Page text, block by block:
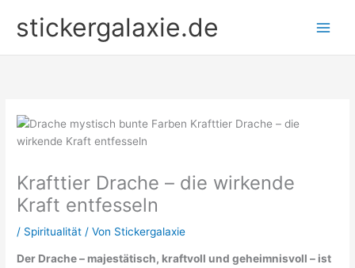
Inhaltstickergalaxie.de
Krafttier Drache – die wirkende
Kraft entfesseln
/ Spiritualität / Von Stickergalaxie
Der Drache – majestätisch, kraftvoll und geheimnisvoll – ist